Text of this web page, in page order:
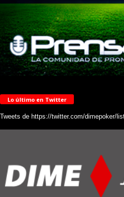
Lo último en Twitter
Tweets de https://twitter.com/dimepoker/